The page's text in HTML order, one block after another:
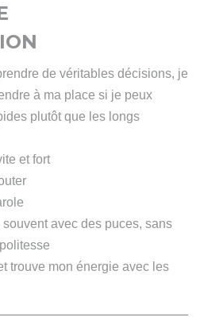
de véritables décisions, je
à ma place si je peux
plutôt que les longs
et fort
avec des puces, sans
trouve mon énergie avec les